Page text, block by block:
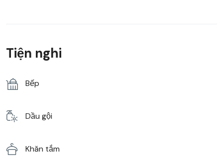
Tiện nghi
Bếp
Dầu gội
Khăn tắm